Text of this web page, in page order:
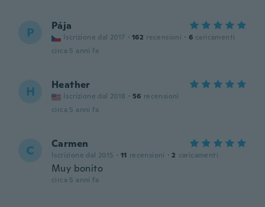
P Pája
Iscrizione dal 2017 · 162 recensioni · 6 caricamenti
circa 5 anni fa
H Heather
Iscrizione dal 2018 · 56 recensioni
circa 5 anni fa
C Carmen
Iscrizione dal 2015 · 11 recensioni · 2 caricamenti
Muy bonito
circa 5 anni fa